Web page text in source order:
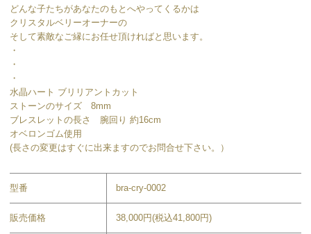
どんな子たちがあなたのもとへやってくるかは
クリスタルベリーオーナーの
そして素敵なご縁にお任せ頂ければと思います。
・
・
・
水晶ハート ブリリアントカット
ストーンのサイズ 8mm
ブレスレットの長さ 腕回り 約16cm
オベロンゴム使用
(長さの変更はすぐに出来ますのでお問合せ下さい。）
型番 bra-cry-0002
販売価格 38,000円(税込41,800円)